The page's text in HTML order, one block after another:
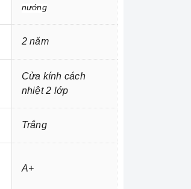
nướng
2 năm
Cửa kính cách
nhiệt 2 lớp
Trắng
A+